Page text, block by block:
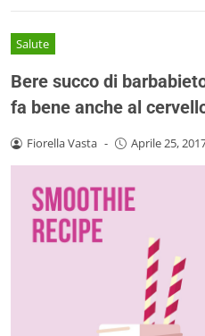
Salute
Bere succo di
fa bene anche al
Fiorella Vasta - Aprile 25,